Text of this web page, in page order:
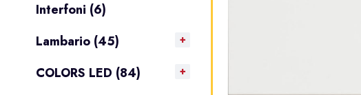
Interfoni (6)
Lambario (45)
COLORS LED (84)